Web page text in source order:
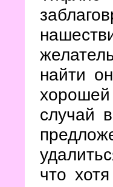
найти
случай
что